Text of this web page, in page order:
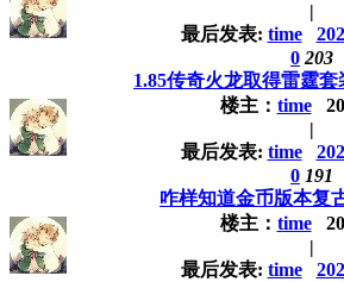
|
最后发表: time
0 203
1.85传奇火龙取得雷霆
楼主： time
|
最后发表: time
0 191
咋样知道金币版本复
楼主： time
|
最后发表: time